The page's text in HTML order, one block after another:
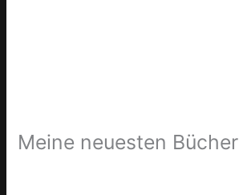
Meine neuesten Bücher